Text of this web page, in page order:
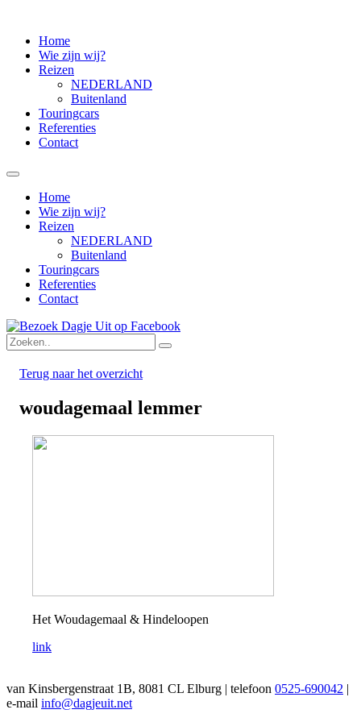
Home
Wie zijn wij?
Reizen
NEDERLAND
Buitenland
Touringcars
Referenties
Contact
Home
Wie zijn wij?
Reizen
NEDERLAND
Buitenland
Touringcars
Referenties
Contact
Terug naar het overzicht
woudagemaal lemmer
Het Woudagemaal & Hindeloopen
link
van Kinsbergenstraat 1B, 8081 CL Elburg | telefoon 0525-690042 |
e-mail info@dagjeuit.net